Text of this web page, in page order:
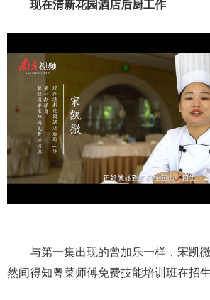
现在清新花园酒店后厨工作
与第一集出现的曾加乐一样，宋凯微
然间得知粤菜师傅免费技能培训班在招